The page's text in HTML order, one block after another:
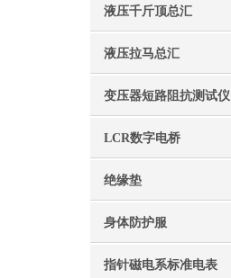
液压千斤顶总汇
液压拉马总汇
变压器短路阻抗测试仪
LCR数字电桥
绝缘垫
身体防护服
指针磁电系标准电表